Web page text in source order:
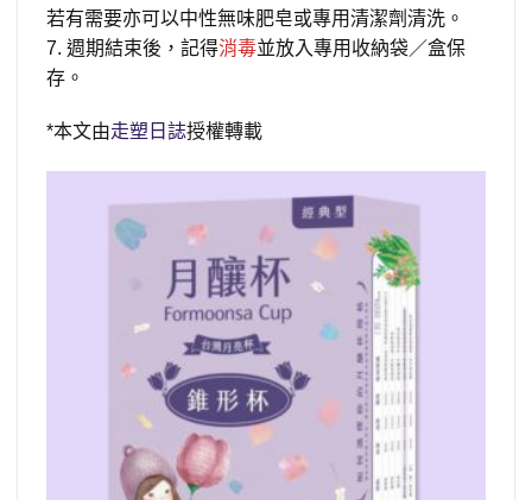
若有需要亦可以中性無味肥皂或專用清潔劑清洗。
7. 週期結束後，記得消毒並放入專用收納袋／盒保
存。
*本文由走塑日誌授權轉載